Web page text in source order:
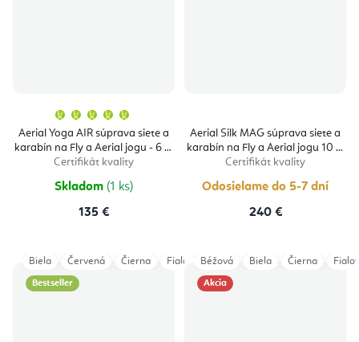
Aerial Yoga AIR súprava siete a
karabín na Fly a Aerial jogu - 6 m
Certifikát kvality
produktu
je
5,0
z
Skladom (1 ks)
135 €
Aerial Silk MAG súprava siete a
karabín na Fly a Aerial jogu 10 m
Certifikát kvality
Odosielame do 5-7 dní
240 €
Bestseller
Biela Červená Čierna Fialová Šedá Tmavomodrá
Akcia
Béžová Biela Čierna